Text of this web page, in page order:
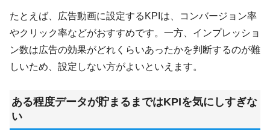
たとえば、広告動画に設定するKPIは、コンバージョン率
やクリック率などがおすすめです。一方、インプレッショ
ン数は広告の効果がどれくらいあったかを判断するのが難
しいため、設定しない方がよいといえます。
ある程度データが貯まるまではKPIを気にしすぎな
い